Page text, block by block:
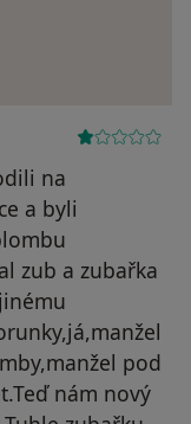
na
a byli
zub a zubařka
pod
nám nový